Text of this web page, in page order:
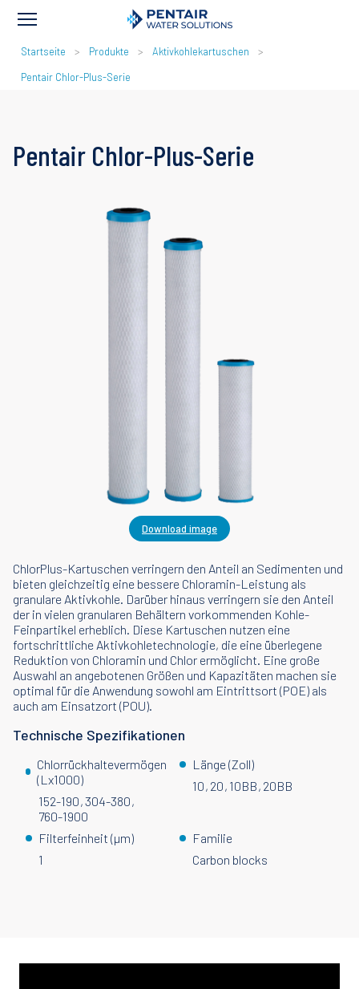
PFADNAVIGATION
Startseite Produkte
Aktivkohlekartuschen
Pentair Chlor-Plus-Serie
Pentair Chlor-Plus-Serie
Download image
ChlorPlus-Kartuschen verringern den Anteil an Sedimenten und
bieten gleichzeitig eine bessere Chloramin-Leistung als
granulare Aktivkohle. Darüber hinaus verringern sie den Anteil
der in vielen granularen Behältern vorkommenden Kohle-
Feinpartikel erheblich. Diese Kartuschen nutzen eine
fortschrittliche Aktivkohletechnologie, die eine überlegene
Reduktion von Chloramin und Chlor ermöglicht. Eine große
Auswahl an angebotenen Größen und Kapazitäten machen sie
optimal für die Anwendung sowohl am Eintrittsort (POE) als
auch am Einsatzort (POU).
Technische Spezifikationen
Chlorrückhaltevermögen
(Lx1000)
152-190 304-380
760-1900
Länge (Zoll)
10 20 10BB 20BB
Filterfeinheit (µm)
1
Familie
Carbon blocks
Content